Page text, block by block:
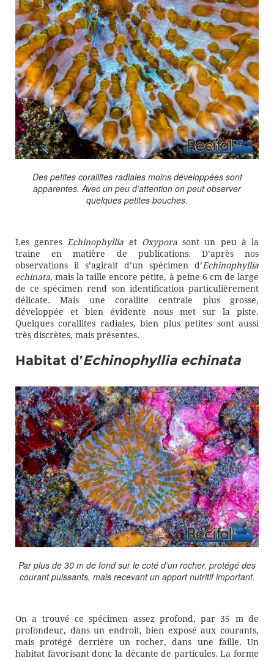
Des petites corallites radiales moins développées sont
apparentes. Avec un peu d’attention on peut observer
quelques petites bouches.
Les genresEchinophyllia et Oxyporasont un peu à la
traine en matière de publications. D’après nos
observations il s’agirait d’un spécimen d’Echinophyllia
echinata, mais la taille encore petite, à peine 6 cm de large
de ce spécimen rend son identification particulièrement
délicate. Mais une corallite centrale plus grosse,
développée et bien évidente nous met sur la piste.
Quelques corallites radiales, bien plus petites sont aussi
très discrètes, mais présentes.
Habitat d’Echinophyllia echinata
Par plus de 30 m de fond sur le coté d’un rocher, protégé des
courant puissants, mais recevant un apport nutritif important.
On a trouvé ce spécimen assez profond, par 35 m de
profondeur, dans un endroit, bien exposé aux courants,
mais protégé derrière un rocher, dans une faille. Un
habitat favorisant donc la décante de particules. La forme